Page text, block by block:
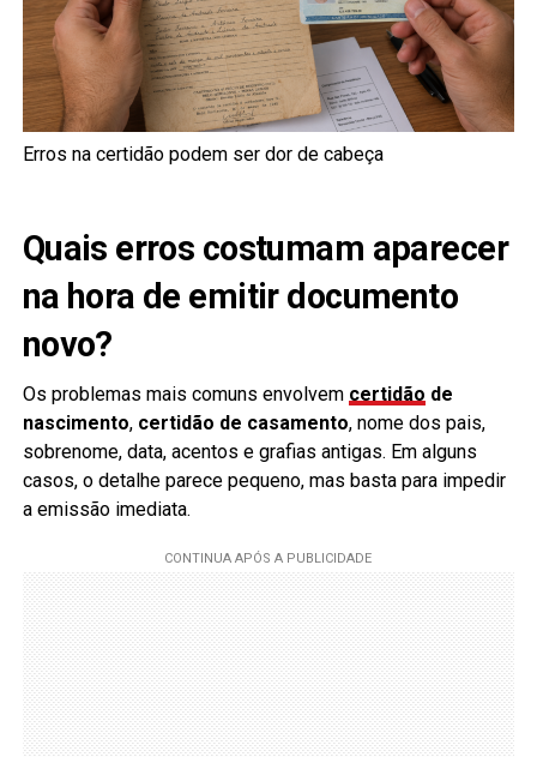
Erros na certidão podem ser dor de cabeça
Quais erros costumam aparecer
na hora de emitir documento
novo?
Os problemas mais comuns envolvem certidão de
nascimento, certidão de casamento, nome dos pais,
sobrenome, data, acentos e grafias antigas. Em alguns
casos, o detalhe parece pequeno, mas basta para impedir
a emissão imediata.